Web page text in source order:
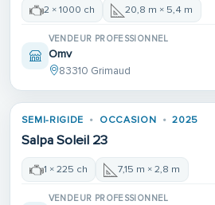
2 × 1000 ch 20,8 m × 5,4 m
VENDEUR PROFESSIONNEL
Omv
83310 Grimaud
SEMI-RIGIDE OCCASION 2025
Salpa Soleil 23
1 × 225 ch 7,15 m × 2,8 m
VENDEUR PROFESSIONNEL